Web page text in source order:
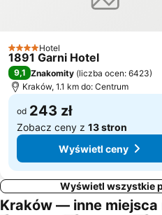
Skałki Twardowskiego - Zakrzówek
Bonarka City Center
Ulica Szpitalna
Ulica Floriańska
4 Kategoria
Hotel
1891 Garni Hotel
9,1 Znakomity (liczba ocen: 6423)
Kraków, 1.1 km do: Centrum
od 243 zł
Zobacz ceny z 13 stron
Wyświetl ceny
Wyświetl wszystkie
Kraków — inne miejsca